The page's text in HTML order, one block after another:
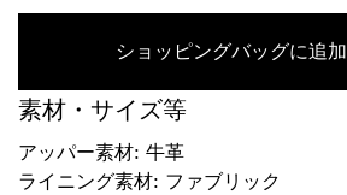
ショッピングバッグに追加
素材・サイズ等
アッパー素材: 牛革
ライニング素材: ファブリック